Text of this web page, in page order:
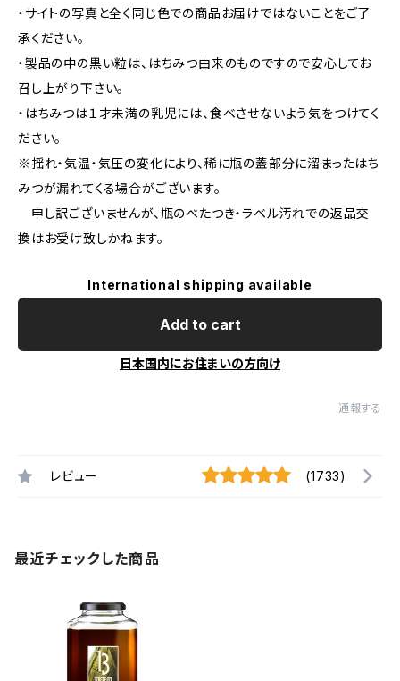
・サイトの写真と全く同じ色での商品お届けではないことをご了
承ください。
・製品の中の黒い粒は、はちみつ由来のものですので安心してお
召し上がり下さい。
・はちみつは１才未満の乳児には、食べさせないよう気をつけてく
ださい。
※揺れ・気温・気圧の変化により、稀に瓶の蓋部分に溜まったはち
みつが漏れてくる場合がございます。
申し訳ございませんが、瓶のべたつき・ラベル汚れでの返品交
換はお受け致しかねます。
International shipping available
Add to cart
日本国内にお住まいの方向け
通報する
レビュー (1733)
最近チェックした商品